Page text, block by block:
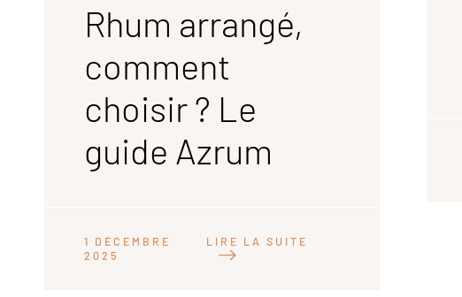
Rhum arrangé,
comment
choisir ? Le
guide Azrum
1 DÉCEMBRE
2025
LIRE LA SUITE